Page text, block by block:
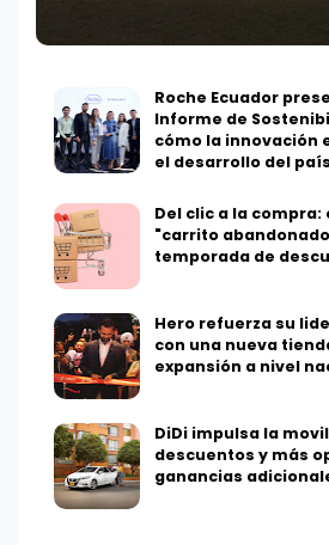
Roche Ecuador
Informe de
cómo la innovación
el desarrollo del país
Del clic a la
"carrito
temporada de
Hero refuerza su
con una nueva
expansión a nivel
DiDi impulsa la
descuentos y más
ganancias